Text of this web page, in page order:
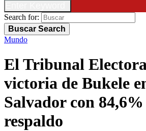
Search for:
Buscar Search
Mundo
El Tribunal
victoria de Bukele
Salvador con
respaldo